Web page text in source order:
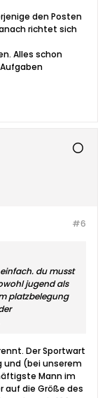
den Posten
richtet sich
Alles schon
#6
du musst
jugend als
platzbelegung
Der Sportwart
und (bei unserem
Mann im
auf die Größe des